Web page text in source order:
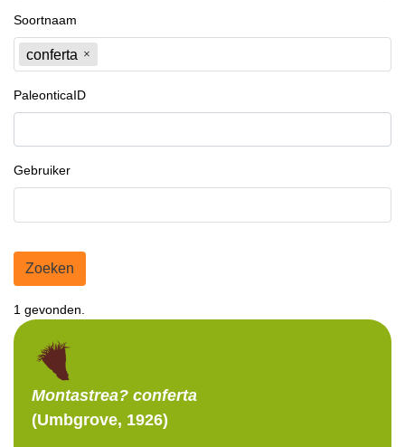
Soortnaam
conferta
PaleonticaID
Gebruiker
Zoeken
1 gevonden.
Montastrea? conferta
(Umbgrove, 1926)